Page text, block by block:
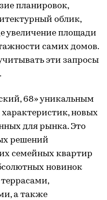
планировок,
облик,
увеличение площади
самих домов.
эти запросы
68» уникальным
характеристик, новых
для рынка. Это
решений
семейных квартир
новинок
а также